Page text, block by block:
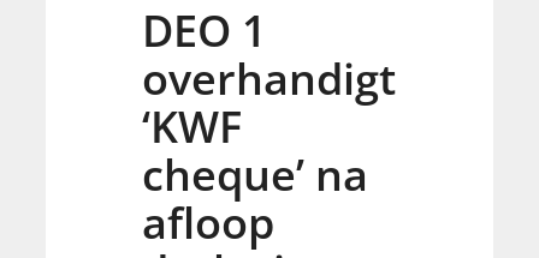
DEO 1
overhandigt
‘KWF
cheque’ na
afloop